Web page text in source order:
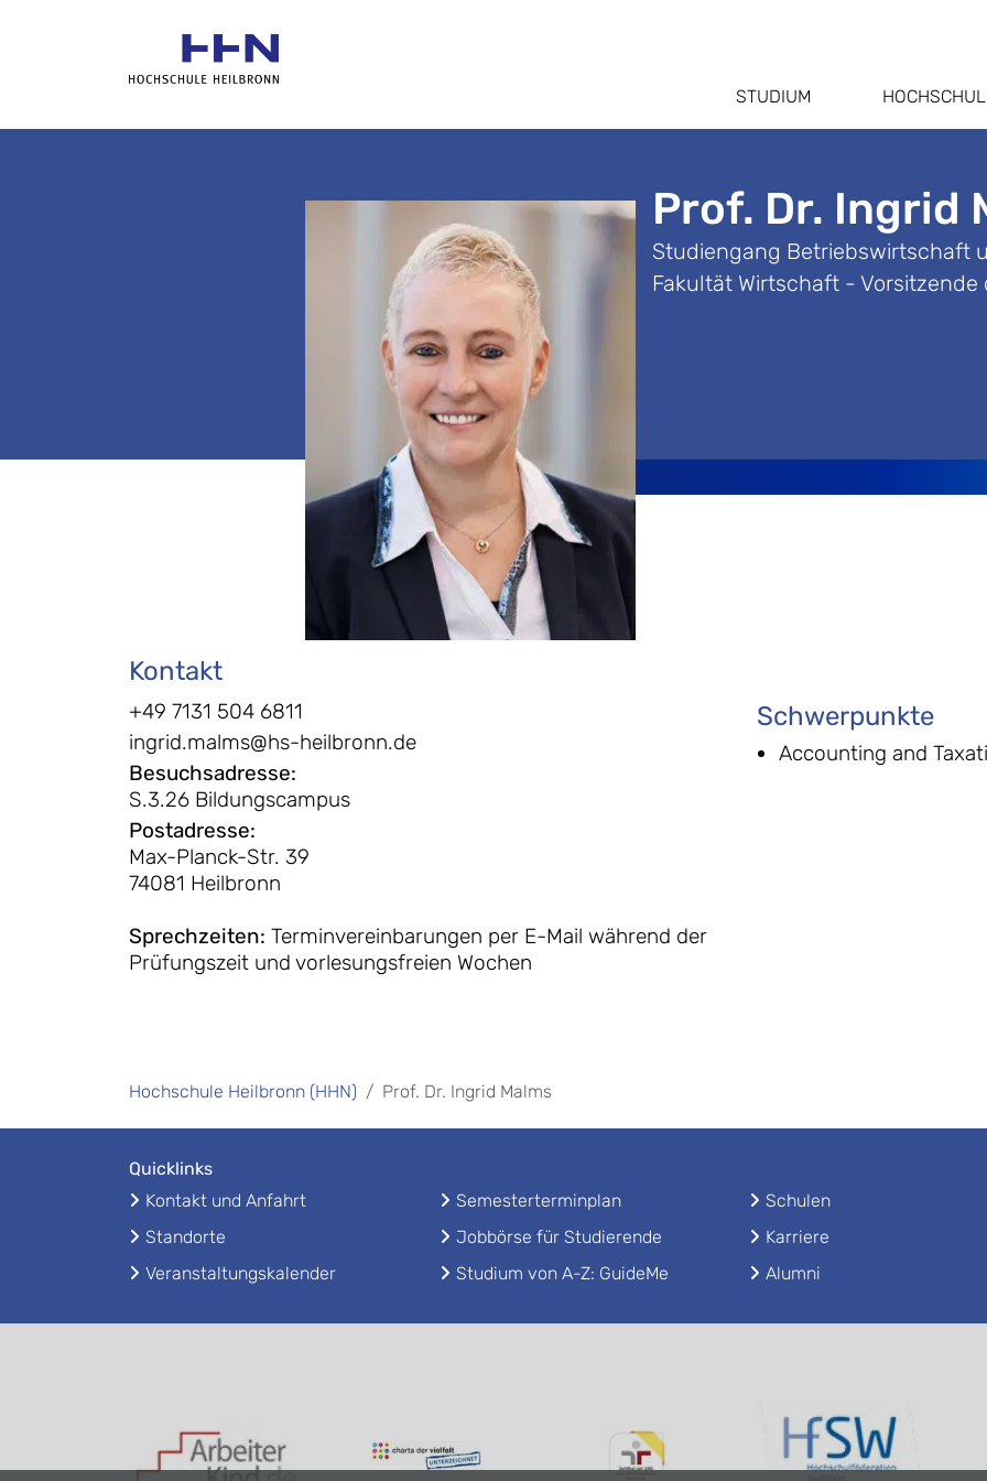
STUDIUM
Prof. Dr. Ingrid
Studiengang Betriebswirtschaft
Fakultät Wirtschaft -
Kontakt
+49 7131 504 6811
ingrid.malms@hs-heilbronn.de
Besuchsadresse:
S.3.26 Bildungscampus
Postadresse:
Max-Planck-Str. 39
74081 Heilbronn
Sprechzeiten: Terminvereinbarungen per E-Mail während der
Prüfungszeit und vorlesungsfreien Wochen
Schwerpunkte
Accounting and
Hochschule Heilbronn (HHN) Prof. Dr. Ingrid Malms
Quicklinks
Kontakt und Anfahrt
Standorte
Veranstaltungskalender
Semesterterminplan
Jobbörse für Studierende
Studium von A-Z: GuideMe
Schulen
Karriere
Alumni